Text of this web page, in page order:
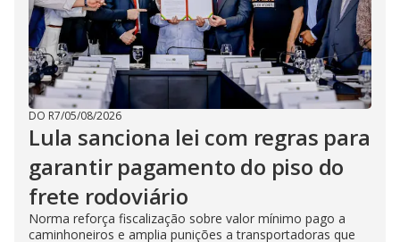
DO R7/05/08/2026
Lula sanciona lei com regras para
garantir pagamento do piso do
frete rodoviário
Norma reforça fiscalização sobre valor mínimo pago a
caminhoneiros e amplia punições a transportadoras que